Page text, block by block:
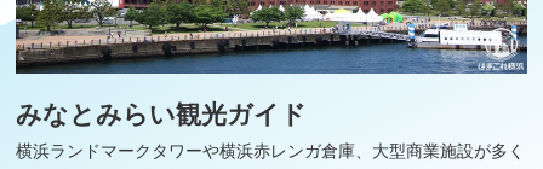
みなとみらい観光ガイド
横浜ランドマークタワーや横浜赤レンガ倉庫、大型商業施設が多く